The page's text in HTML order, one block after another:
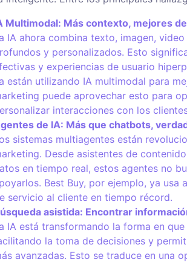
Multimodal: Más contexto, mejores
IA ahora combina texto, imagen,
y personalizados. Esto
y experiencias de usuario
están utilizando IA multimodal para
puede aprovechar esto para
interacciones con los
de IA: Más que chatbots,
sistemas multiagentes están
Desde asistentes de
en tiempo real, estos agentes no
Best Buy, por ejemplo, ya usa
servicio al cliente en tiempo récord.
asistida: Encontrar
IA está transformando la forma en
la toma de decisiones y
avanzadas. Esto se traduce en una